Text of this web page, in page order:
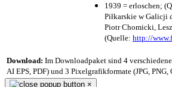
1939 = erloschen;
Piłkarskie w Galicji
Piotr Chomicki,
(Quelle: http://
Download: Im Downloadpaket sind 4
AI EPS, PDF) und 3 Pixelgrafikformate (JPG, PNG,
×